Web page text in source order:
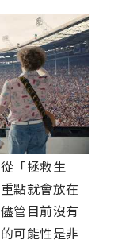
「拯救生
點就會放在
管目前沒有
可能性是非